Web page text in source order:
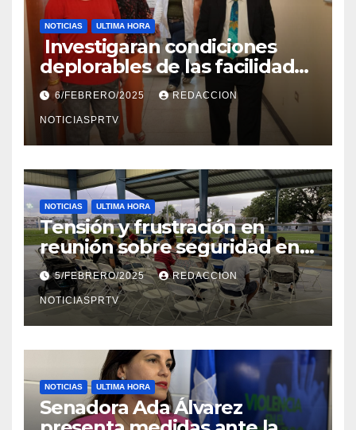
NOTICIAS ULTIMA HORA
Investigaran condiciones
deplorables de las facilidades
el Departamento de la Salud
en Mayagüez
6/FEBRERO/2025 REDACCION
NOTICIASPRTV
NOTICIAS ULTIMA HORA
Tensión y frustración en
reunión sobre seguridad en
Reparto Metropolitano
5/FEBRERO/2025 REDACCION
NOTICIASPRTV
NOTICIAS ULTIMA HORA
Senadora Ada Álvarez